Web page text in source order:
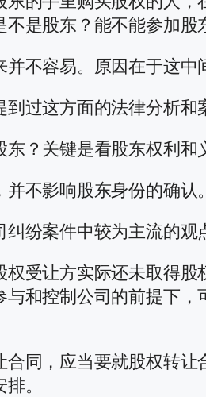
是股东？能不能参加
不容易。原因在于这中
过这方面的法律分析和
？关键是看股东权利和
不影响股东身份的确认。
纷案件中较为主流的观
受让方实际还未取得
和控制公司的前提下
同，应当要就股权转
。